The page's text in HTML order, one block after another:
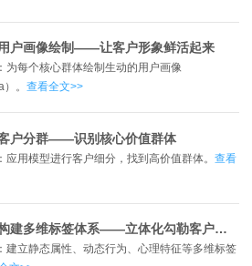
户画像绘制——让客户形象鲜活起来
为每个核心群体绘制生动的用户画像
。 查看全文>>
户分群——识别核心价值群体
应用模型进行客户细分，找到高价值群体。 查看
第2天：构建多维标签体系——立体化勾勒客户轮廓
建立静态属性、动态行为、心理特征等多维标签